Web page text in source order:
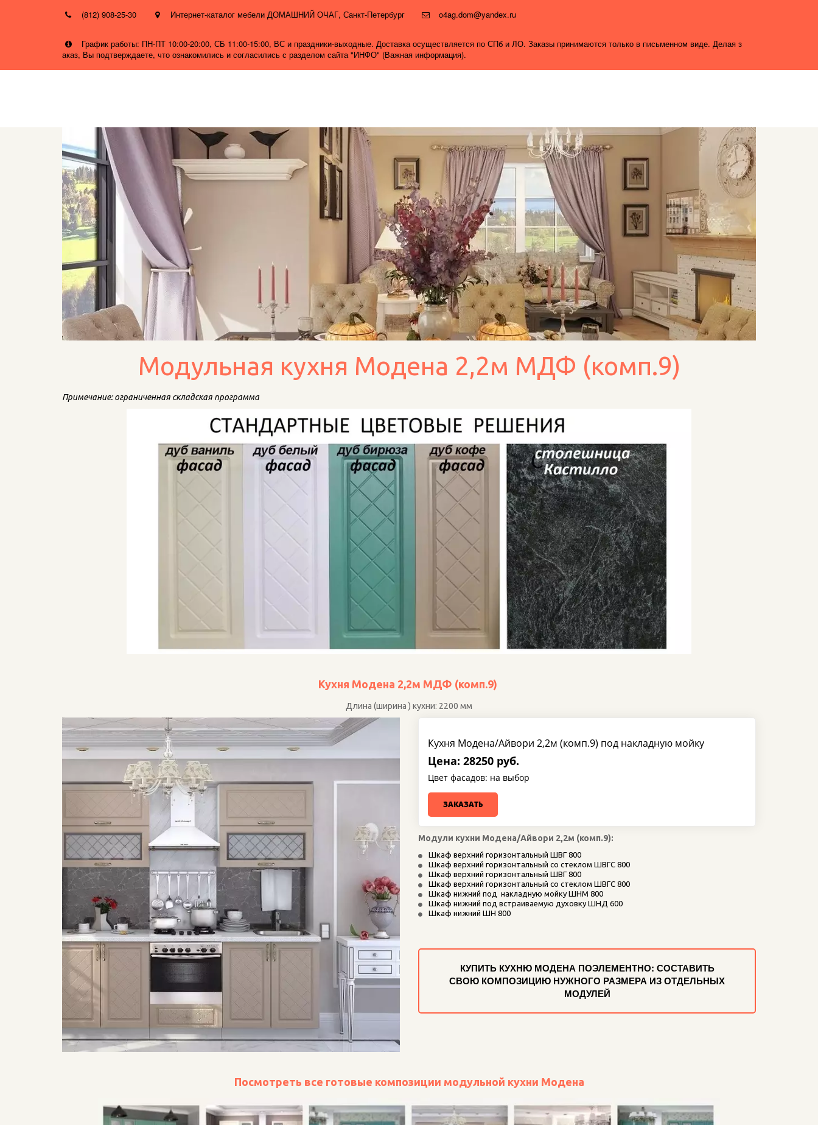
(812) 908-25-30 Интернет-каталог мебели ДОМАШНИЙ ОЧАГ, Санкт-Петербург o4ag.dom@yandex.ru
График работы: ПН-ПТ 10:00-20:00, СБ 11:00-15:00, ВС и праздники-выходные. Доставка осуществляется по СПб и ЛО. Заказы принимаются только в письменном виде. Делая з
аказ, Вы подтверждаете, что ознакомились и согласились с разделом сайта "ИНФО" (Важная информация).
Модульная кухня Модена 2,2м МДФ (комп.9)
Примечание: ограниченная складская программа
Кухня Модена 2,2м МДФ (комп.9)
Длина (ширина ) кухни: 2200 мм
Кухня Модена/Айвори 2,2м (комп.9) под накладную мойку
Цена: 28250 руб.
Цвет фасадов: на выбор
ЗАКАЗАТЬ
Модули кухни Модена/Айвори 2,2м (комп.9):
Шкаф верхний горизонтальный ШВГ 800
Шкаф верхний горизонтальный со стеклом ШВГС 800
Шкаф верхний горизонтальный ШВГ 800
Шкаф верхний горизонтальный со стеклом ШВГС 800
Шкаф нижний под  накладную мойку ШНМ 800
Шкаф нижний под встраиваемую духовку ШНД 600
Шкаф нижний ШН 800
КУПИТЬ КУХНЮ МОДЕНА ПОЭЛЕМЕНТНО: СОСТАВИТЬ
СВОЮ КОМПОЗИЦИЮ НУЖНОГО РАЗМЕРА ИЗ ОТДЕЛЬНЫХ
МОДУЛЕЙ
Посмотреть все готовые композиции модульной кухни Модена